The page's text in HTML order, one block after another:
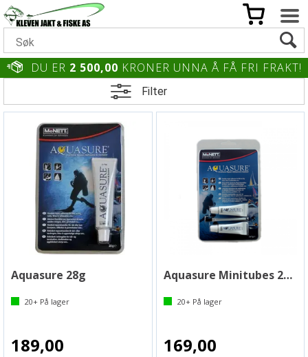
DU ER 2 500,00 KRONER UNNA Å FÅ FRI FRAKT!
Filter
Aquasure 28g
20+ På lager
189,00
Aquasure Minitubes 2x7g
20+På lager
169,00